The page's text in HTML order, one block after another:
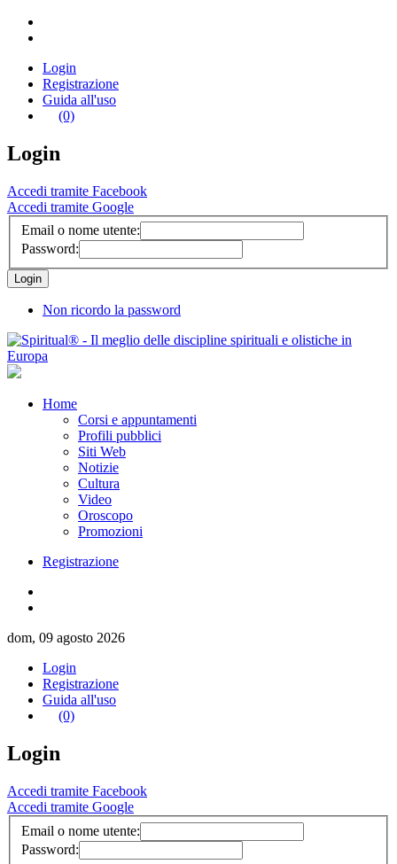
Login
Registrazione
Guida all'uso
(0)
Login
Accedi tramite Facebook
Accedi tramite Google
Email o nome utente:
Password:
Non ricordo la password
Home
Corsi e appuntamenti
Profili pubblici
Siti Web
Notizie
Cultura
Video
Oroscopo
Promozioni
Registrazione
dom, 09 agosto 2026
Login
Registrazione
Guida all'uso
(0)
Login
Accedi tramite Facebook
Accedi tramite Google
Email o nome utente:
Password: